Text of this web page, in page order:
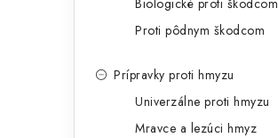
Biologické proti škodcom
Proti pôdnym škodcom
Prípravky proti hmyzu
Univerzálne proti hmyzu
Mravce a lezúci hmyz